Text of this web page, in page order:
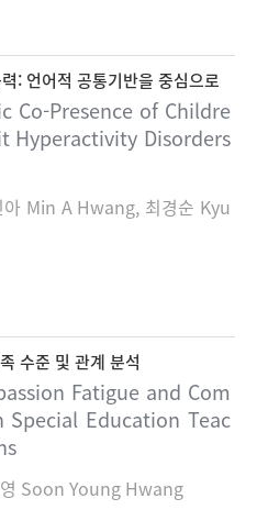
: 언어적 공통기반을 중심으로
Co-Presence of Childre
Hyperactivity Disorders
Min A Hwang, 최경순 Kyu
수준 및 관계 분석
Fatigue and Com
Education Teac
Soon Young Hwang